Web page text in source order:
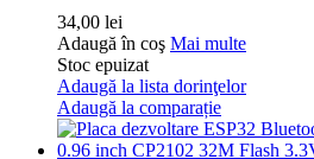
34,00 lei
Adaugă în coş Mai multe
Stoc epuizat
Adaugă la lista dorinţelor
Adaugă la comparație